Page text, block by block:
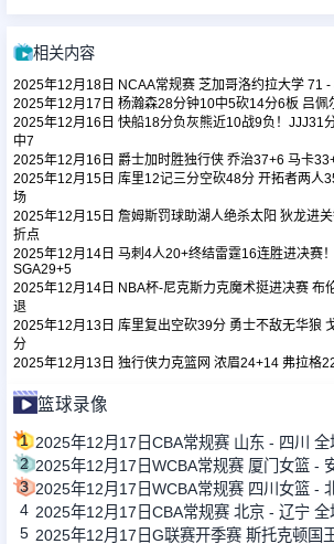
足球集锦
篮球集锦
足球新闻
篮球新闻
相关内容
2025年12月18日 NCAA常规赛 芝加哥洛约拉大学 71
2025年12月17日 杨瀚森28分钟10中5砍14分6板 吕佩
2025年12月16日 快船18分负灰熊近10战9负！JJJ31
中7
2025年12月16日 爵士加时胜独行侠 乔治37+6 马卡
2025年12月15日 库里12记三分空砍48分 开拓者两人
场
2025年12月15日 詹姆斯罚球助湖人绝杀太阳 狄龙进
折点
2025年12月14日 马刺4人20+终结雷霆16连胜进决赛
SGA29+5
2025年12月14日 NBA杯-尼克斯力克魔术挺进决赛 布
退
2025年12月13日 库里复出空砍39分 勇士不敌无华狼
分
2025年12月13日 独行侠力克篮网 浓眉24+14 弗拉格
篮球录像
1 2025年12月17日CBA常规赛 山东 - 四川 全
2 2025年12月17日WCBA常规赛 厦门女篮 -
3 2025年12月17日WCBA常规赛 四川女篮 -
4 2025年12月17日CBA常规赛 北京 - 辽宁 全
5